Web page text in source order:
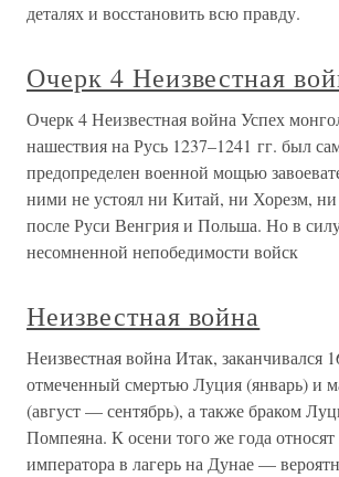
деталях и восстановить всю правду.
Очерк 4 Неизвестная
Очерк 4 Неизвестная война Успех
нашествия на Русь 1237–1241 гг. был
предопределен военной мощью
ними не устоял ни Китай, ни Хорезм,
после Руси Венгрия и Польша. Но в
несомненной непобедимости войск
Неизвестная война
Неизвестная война Итак, заканчивался
отмеченный смертью Луция (январь) и
(август — сентябрь), а также браком
Помпеяна. К осени того же года относят
императора в лагерь на Дунае —